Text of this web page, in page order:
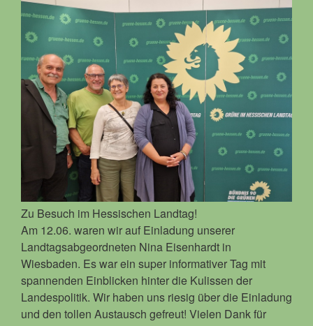
Zu Besuch im Hessischen Landtag!
Am 12.06. waren wir auf Einladung unserer
Landtagsabgeordneten Nina Eisenhardt in
Wiesbaden. Es war ein super informativer Tag mit
spannenden Einblicken hinter die Kulissen der
Landespolitik. Wir haben uns riesig über die Einladung
und den tollen Austausch gefreut! Vielen Dank für